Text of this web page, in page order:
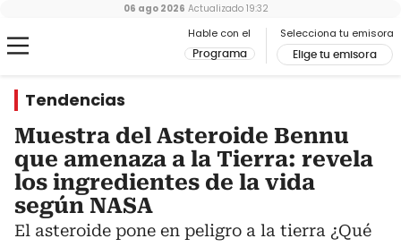
Hable con el
Programa
Selecciona tu emisora
Elige tu emisora
06 ago 2026 Actualizado 19:32
Tendencias
Muestra del Asteroide Bennu
que amenaza a la Tierra: revela
los ingredientes de la vida
según NASA
El asteroide pone en peligro a la tierra ¿Qué